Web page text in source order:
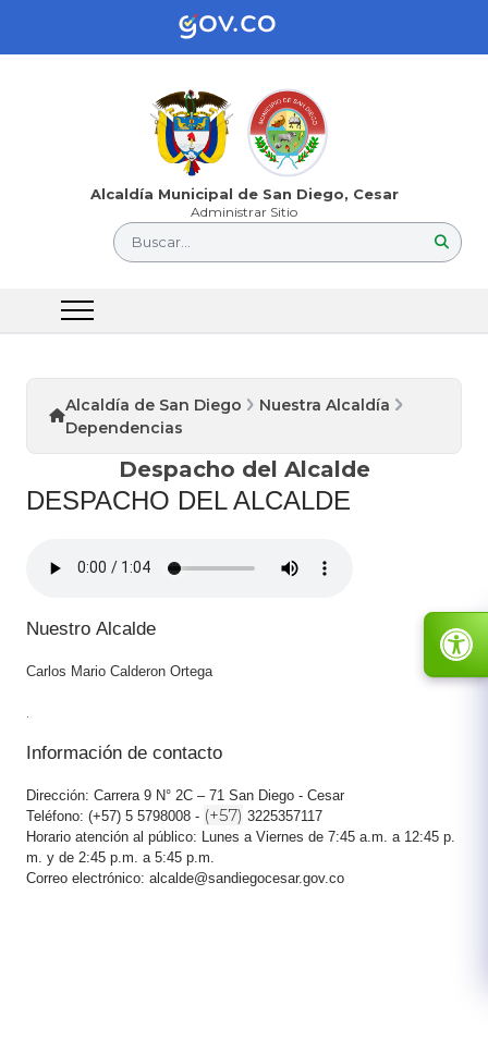
Alcaldía Municipal de San Diego, Cesar
Administrar Sitio
Buscar...
Alcaldía de San Diego
Nuestra Alcaldía
Dependencias
Despacho del Alcalde
DESPACHO DEL ALCALDE
Nuestro​ Alcalde
Carlos Mario Calderon Ortega
Información de contacto​
Dirección: Carrera 9 N° 2C – 71 San Diego - Cesar​
Teléfono: (+57) 5​ 5798008 - (+57) ​3225357117
Horario atención al público: Lunes a Viernes de 7:45 a.m. a 12:45 p.​
m. y de 2:45 p.m. a 5:45 p.m.
Correo electrónico: alcalde@sandiegocesar.gov.co